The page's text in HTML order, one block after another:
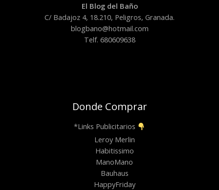
El Blog del Baño
C/ Badajoz 4, 18.210, Peligros, Granada.
blogbano@hotmail.com
Telf. 680609638
Donde Comprar
*Links Publicitarios
Leroy Merlin
Habitissimo
ManoMano
Bauhaus
HappyFriday